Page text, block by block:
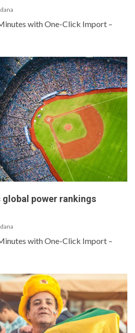
with One-Click Import –
global power rankings
with One-Click Import –